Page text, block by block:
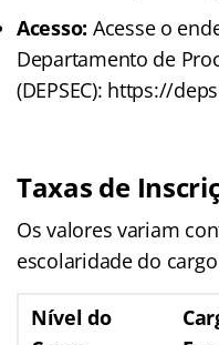
Acesso: Acesse o
Departamento de
(DEPSEC): https://
Taxas de
Os valores variam
escolaridade do
Nível do